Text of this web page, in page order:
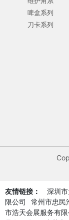
啤盒系列
刀卡系列
友情链接： 深圳
限公司
常州市忠民
市浩天会展服务有限